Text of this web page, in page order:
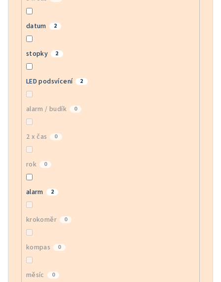
datum 2
stopky 2
LED podsvícení 2
alarm / budík 0
2 x čas 0
rok 0
alarm 2
krokoměr 0
kompas 0
měsíc 0